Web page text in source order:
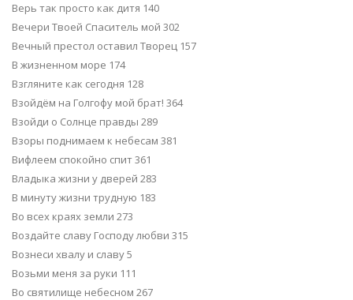
Верь так просто как дитя 140
Вечери Твоей Спаситель мой 302
Вечный престол оставил Творец 157
В жизненном море 174
Взгляните как сегодня 128
Взойдём на Голгофу мой брат! 364
Взойди о Солнце правды 289
Взоры поднимаем к небесам 381
Вифлеем спокойно спит 361
Владыка жизни у дверей 283
В минуту жизни трудную 183
Во всех краях земли 273
Воздайте славу Господу любви 315
Вознеси хвалу и славу 5
Возьми меня за руки 111
Во святилище небесном 267